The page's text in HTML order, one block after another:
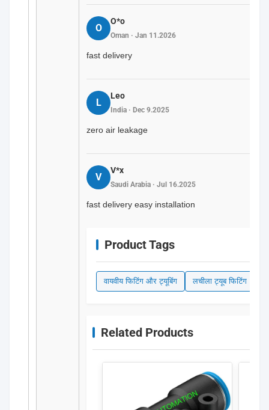
O
O*o
Oman · Jan 11.2026
fast delivery
L
Leo
India · Dec 9.2025
zero air leakage
V
V*x
Saudi Arabia · Jul 16.2025
fast delivery easy installation
Product Tags
वायवीय फिटिंग और ट्यूबिंग लचीला ट्यूब फिटिंग
Related Products